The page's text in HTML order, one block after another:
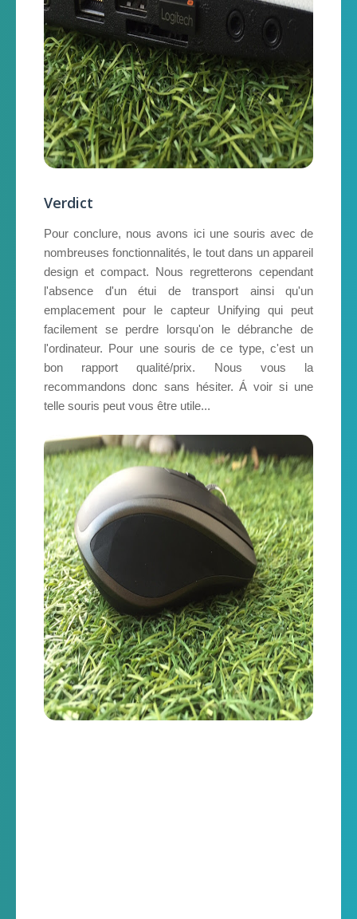
Verdict
Pour conclure, nous avons ici une souris avec de
nombreuses fonctionnalités, le tout dans un appareil
design et compact. Nous regretterons cependant
l'absence d'un étui de transport ainsi qu'un
emplacement pour le capteur Unifying qui peut
facilement se perdre lorsqu'on le débranche de
l'ordinateur. Pour une souris de ce type, c'est un
bon rapport qualité/prix. Nous vous la
recommandons donc sans hésiter. Á voir si une
telle souris peut vous être utile...